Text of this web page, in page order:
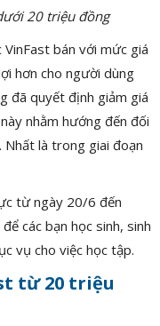
20 triệu đồng
bán với mức giá
hơn cho người dùng
đã quyết định giảm giá
nhằm hướng đến đối
là trong giai đoạn
từ ngày 20/6 đến
các bạn học sinh, sinh
vụ cho việc học tập.
từ 20 triệu